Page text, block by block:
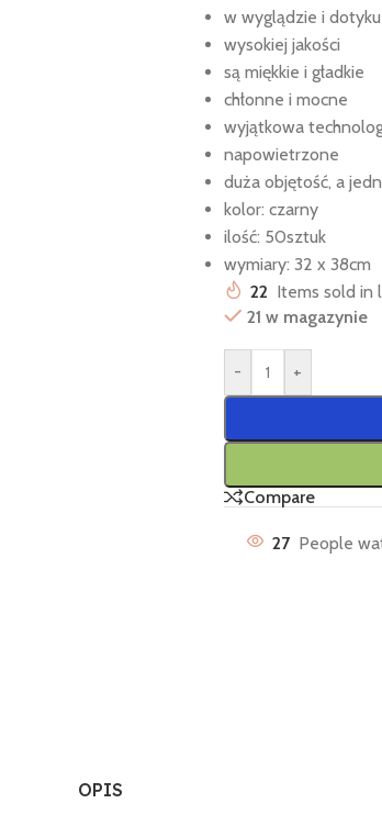
w wyglądzie i
wysokiej jakości
są miękkie i gładkie
chłonne i mocne
wyjątkowa
napowietrzone
duża objętość, a
kolor: czarny
ilość: 50sztuk
wymiary: 32 x 38cm
22 Items sold in
21 w magazynie
- +
Compare
27 People
OPIS